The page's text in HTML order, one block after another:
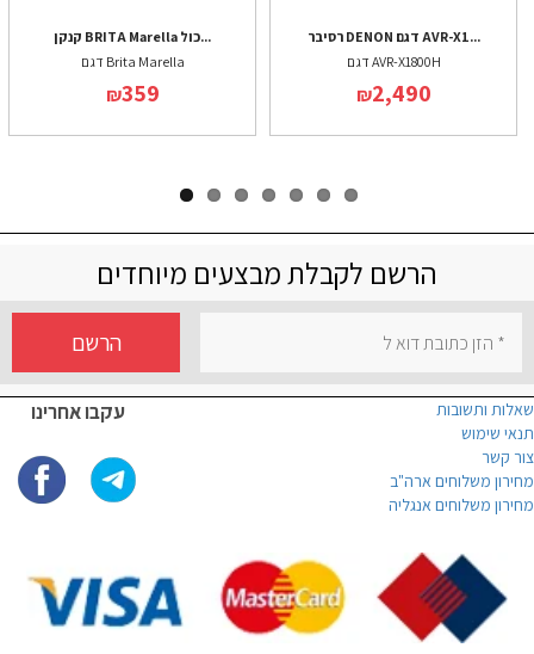
קנקן BRITA Marella כול...
דגם Brita Marella
₪359
רסיבר DENON דגם AVR-X1...
דגם AVR-X1800H
₪2,490
הרשם לקבלת מבצעים מיוחדים
הרשם
עקבו אחרינו
שאלות ותשובות
תנאי שימוש
צור קשר
מחירון משלוחים ארה"ב
מחירון משלוחים אנגליה